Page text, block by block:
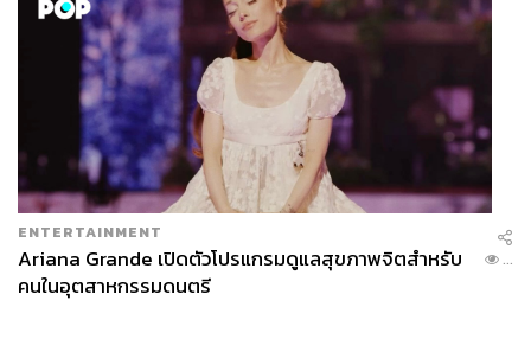
ENTERTAINMENT
Ariana Grande เปิดตัวโปรแกรมดูแลสุขภาพจิตสำหรับ
คนในอุตสาหกรรมดนตรี
...